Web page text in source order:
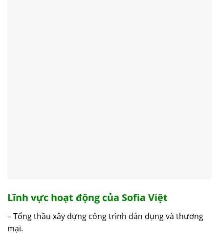
Lĩnh vực hoạt động của Sofia Việt
– Tổng thầu xây dựng công trình dân dụng và thương
mại.